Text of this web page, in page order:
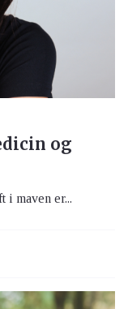
og
i maven er...